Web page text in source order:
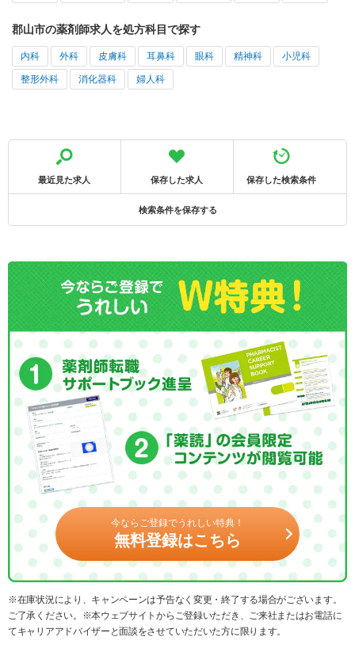
郡山市の薬剤師求人を処方科目で探す
内科 外科 皮膚科 耳鼻科 眼科 精神科 小児科
整形外科 消化器科 婦人科
最近見た求人 保存した求人 保存した検索条件
検索条件を保存する
今ならご登録でうれしい特典！
無料登録はこちら
※在庫状況により、キャンペーンは予告なく変更・終了する場合がございます。
ご了承ください。※本ウェブサイトからご登録いただき、ご来社またはお電話に
てキャリアアドバイザーと面談をさせていただいた方に限ります。